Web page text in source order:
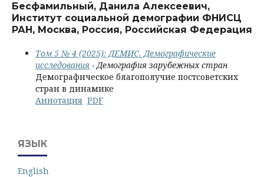
Бесфамильный, Данила Алексеевич,
Институт социальной демографии ФНИСЦ
РАН, Москва, Россия, Российская Федерация
Том 5 № 4 (2025): ДЕМИС. Демографические
исследования - Демография зарубежных стран
Демографическое благополучие постсоветских
стран в динамике
Аннотация PDF
ЯЗЫК
English